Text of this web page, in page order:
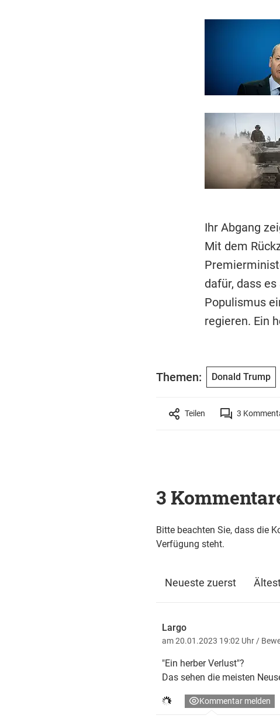
Ihr Abgang
Mit dem
dafür, dass
Populismus
regieren. Ein
Themen: Donald Trump
Teilen 3
3
Bitte beachten Sie, dass die
Verfügung steht.
Neueste zuerst
Largo
am 20.01.2023 19:02 Uhr /
"Ein herber Verlust"?
Das sehen die meisten
Kommentar melden